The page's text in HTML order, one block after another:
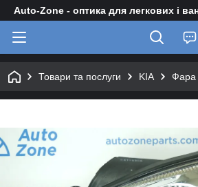
Auto-Zone - оптика для легкових і
Товари та послуги KIA Фара